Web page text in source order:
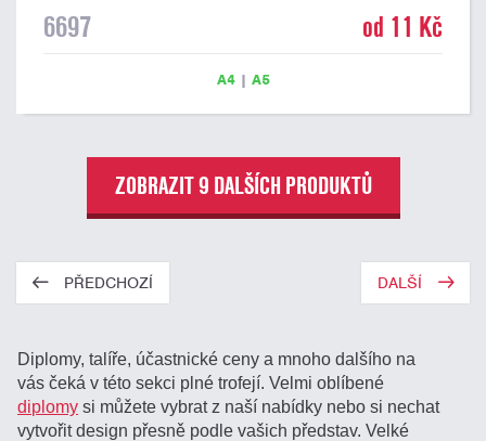
ve formátu A4 a A5. Papírový diplom s univerzálním
6697 od 11 Kč
A4| A5
ZOBRAZIT 9 DALŠÍCH PRODUKTŮ
PŘEDCHOZÍ DALŠÍ
Diplomy, talíře, účastnické ceny a mnoho dalšího na
vás čeká v této sekci plné trofejí. Velmi oblíbené
diplomy si můžete vybrat z naší nabídky nebo si nechat
vytvořit design přesně podle vašich představ. Velké